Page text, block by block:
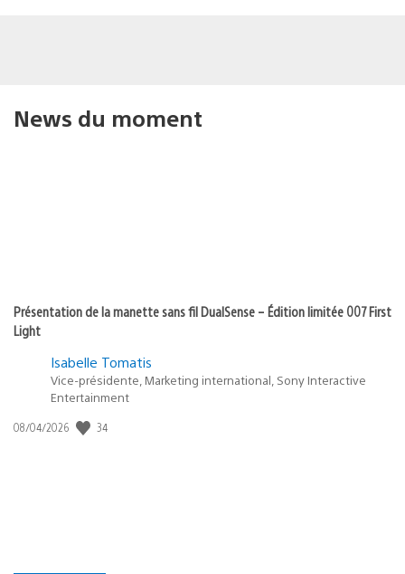
News du moment
Présentation de la manette sans fil DualSense – Édition limitée 007 First
Light
Isabelle Tomatis
Vice-présidente, Marketing international, Sony Interactive
Entertainment
Date
08/04/2026 34